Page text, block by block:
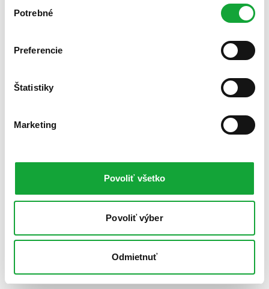
súhlasu
Potrebné
Preferencie
Štatistiky
Marketing
Povoliť všetko
Povoliť výber
Odmietnuť